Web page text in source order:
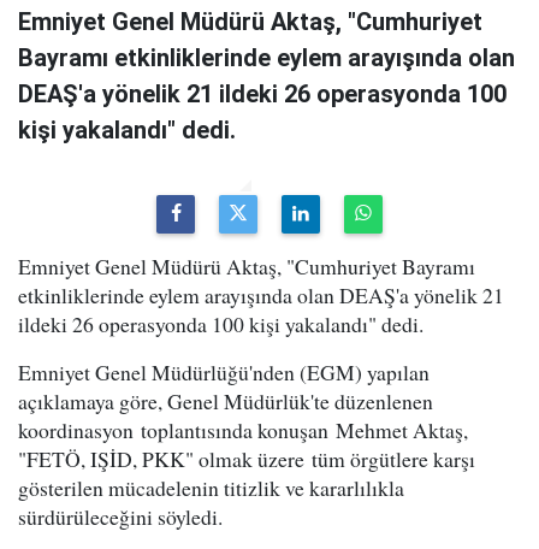
Emniyet Genel Müdürü Aktaş, "Cumhuriyet
Bayramı etkinliklerinde eylem arayışında olan
DEAŞ'a yönelik 21 ildeki 26 operasyonda 100
kişi yakalandı" dedi.
Emniyet Genel Müdürü Aktaş, "Cumhuriyet Bayramı
etkinliklerinde eylem arayışında olan DEAŞ'a yönelik 21
ildeki 26 operasyonda 100 kişi yakalandı" dedi.
Emniyet Genel Müdürlüğü'nden (EGM) yapılan
açıklamaya göre, Genel Müdürlük'te düzenlenen
koordinasyon toplantısında konuşan Mehmet Aktaş,
"FETÖ, IŞİD, PKK" olmak üzere tüm örgütlere karşı
gösterilen mücadelenin titizlik ve kararlılıkla
sürdürüleceğini söyledi.